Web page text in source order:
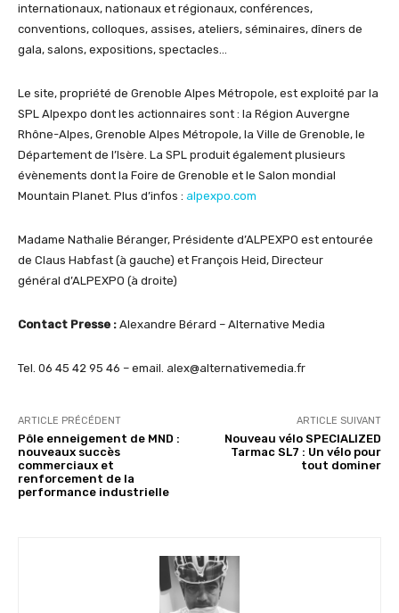
internationaux, nationaux et régionaux, conférences,
conventions, colloques, assises, ateliers, séminaires, dîners de
gala, salons, expositions, spectacles…
Le site, propriété de Grenoble Alpes Métropole, est exploité par la
SPL Alpexpo dont les actionnaires sont : la Région Auvergne
Rhône-Alpes, Grenoble Alpes Métropole, la Ville de Grenoble, le
Département de l’Isère. La SPL produit également plusieurs
évènements dont la Foire de Grenoble et le Salon mondial
Mountain Planet. Plus d’infos : alpexpo.com
Madame Nathalie Béranger, Présidente d’ALPEXPO est entourée
de Claus Habfast (à gauche) et François Heid, Directeur
général d’ALPEXPO (à droite)
Contact Presse : Alexandre Bérard – Alternative Media
Tel. 06 45 42 95 46 – email. alex@alternativemedia.fr
ARTICLE PRÉCÉDENT
Pôle enneigement de MND :
nouveaux succès
commerciaux et
renforcement de la
performance industrielle
ARTICLE SUIVANT
Nouveau vélo SPECIALIZED
Tarmac SL7 : Un vélo pour
tout dominer